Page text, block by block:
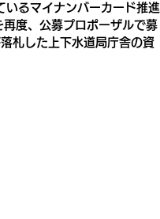
るマイナンバーカード推進
度、公募プロポーザルで募
札した上下水道局庁舎の資